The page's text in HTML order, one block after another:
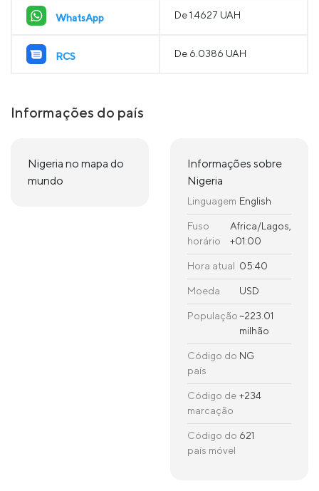
WhatsApp De 1.4627 UAH
RCS De 6.0386 UAH
Informações do país
Nigeria no mapa do
mundo
Informações sobre
Nigeria
Linguagem English
Fuso
horário
Africa/Lagos,
+01:00
Hora atual 05:40
Moeda USD
População~223.01
milhão
Código do
país
NG
Código de
marcação
+234
Código do
país móvel
621